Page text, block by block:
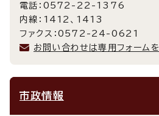
電話：0572-22-1376
内線：1412、1413
ファクス：0572-24-0621
お問い合わせは専用フォーム
市政情報